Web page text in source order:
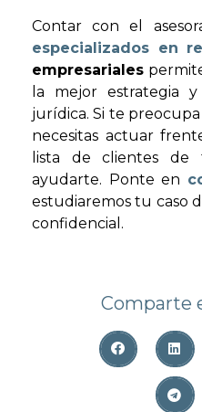
Contar con el
especializados en
empresariales
la mejor estrategia
jurídica. Si te
necesitas actuar
lista de clientes de
ayudarte. Ponte en
estudiaremos tu caso
confidencial.
Comparte